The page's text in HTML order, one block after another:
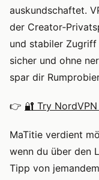
auskundschaftet.
der
und stabiler Zugriff
sicher und ohne
spar dir
👉 🔐 Try
MaTitie verdient
wenn du über den
Tipp von